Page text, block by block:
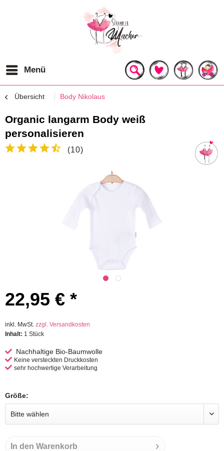
Menü
Übersicht Body Nikolaus
Organic langarm Body weiß
personalisieren
(10)
22,95 € *
inkl. MwSt. zzgl. Versandkosten
Inhalt: 1 Stück
Nachhaltige Bio-Baumwolle
Keine versteckten Druckkosten
sehr hochwertige Verarbeitung
Größe:
In den Warenkorb